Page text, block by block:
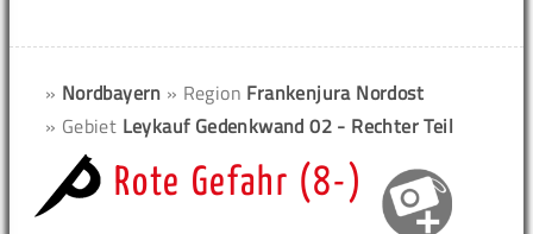
» Nordbayern » Region Frankenjura Nordost
» Gebiet Leykauf Gedenkwand 02 - Rechter Teil
Rote Gefahr (8-)